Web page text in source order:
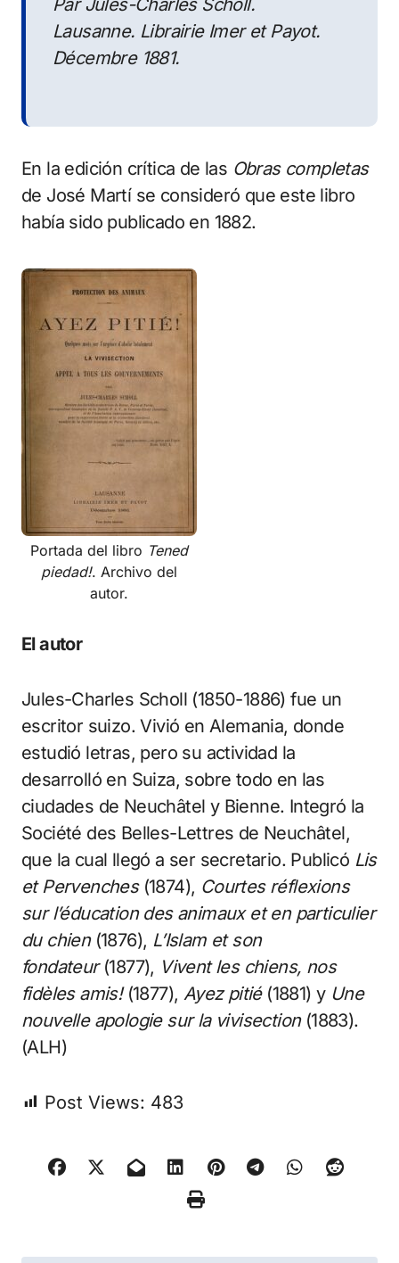
Lausanne. Librairie Imer et Payot.
Décembre 1881.
En la edición crítica de las Obras completas
de José Martí se consideró que este libro
había sido publicado en 1882.
Portada del libro Tened
piedad!. Archivo del
autor.
El autor
Jules-Charles Scholl (1850-1886) fue un
escritor suizo. Vivió en Alemania, donde
estudió letras, pero su actividad la
desarrolló en Suiza, sobre todo en las
ciudades de Neuchâtel y Bienne. Integró la
Société des Belles-Lettres de Neuchâtel,
que la cual llegó a ser secretario. Publicó Lis
et Pervenches(1874), Courtes réflexions
sur l’éducation des animaux et en particulier
du chien(1876), L’Islam et son
fondateur(1877), Vivent les chiens, nos
fidèles amis!(1877), Ayez pitié(1881) y Une
nouvelle apologie sur la vivisection(1883).
(ALH)
Post Views: 483